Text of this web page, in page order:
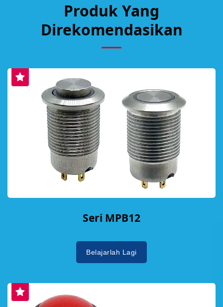
Produk Yang
Direkomendasikan
Seri MPB12
Belajarlah Lagi